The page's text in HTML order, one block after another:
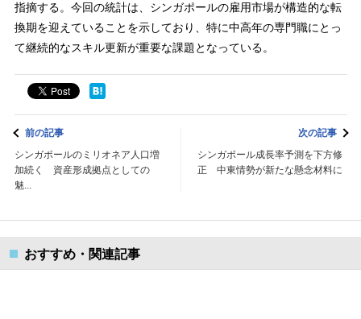
指摘する。今回の統計は、シンガポールの雇用市場が構造的な転
換期を迎えていることを示しており、特に中高年の専門職にとっ
て継続的なスキル更新が重要な課題となっている。
前の記事
シンガポールのミリオネア人口増
加続く 資産形成拠点としての
魅...
次の記事
シンガポール成長率予測を下方修
正 中東情勢が新たな懸念材料に
おすすめ・関連記事